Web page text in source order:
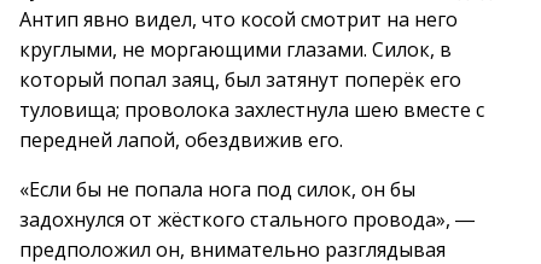
Антип явно видел, что косой смотрит на него
круглыми, не моргающими глазами. Силок, в
который попал заяц, был затянут поперёк его
туловища; проволока захлестнула шею вместе с
передней лапой, обездвижив его.
«Если бы не попала нога под силок, он бы
задохнулся от жёсткого стального провода», ―
предположил он, внимательно разглядывая